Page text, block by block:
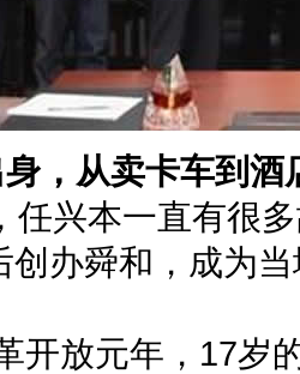
，从卖卡车到酒
兴本一直有很
创办舜和，成为
放元年，17岁